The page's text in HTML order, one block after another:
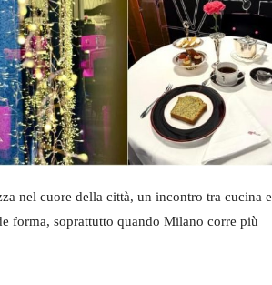
nel cuore della città, un incontro tra cucina e
forma, soprattutto quando Milano corre più